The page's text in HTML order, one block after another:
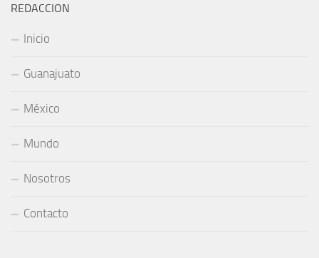
REDACCION
Inicio
Guanajuato
México
Mundo
Nosotros
Contacto